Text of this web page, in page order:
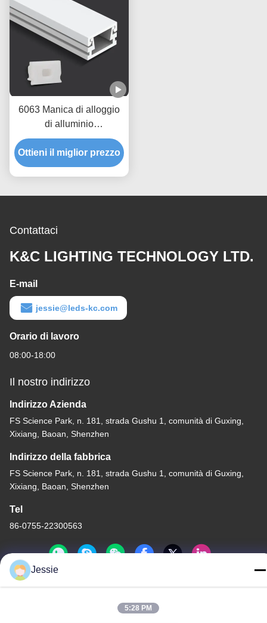
6063 Manica di alloggio
di alluminio
dell'estrusione di profilo
della striscia di T5 LED
Ottieni il miglior prezzo
Contattaci
K&C LIGHTING TECHNOLOGY LTD.
E-mail
jessie@leds-kc.com
Orario di lavoro
08:00-18:00
Il nostro indirizzo
Indirizzo Azienda
FS Science Park, n. 181, strada Gushu 1, comunità di Guxing,
Xixiang, Baoan, Shenzhen
Indirizzo della fabbrica
FS Science Park, n. 181, strada Gushu 1, comunità di Guxing,
Xixiang, Baoan, Shenzhen
Tel
86-0755-22300563
Fornitore. Copyright © -2026 K&C LIGHTING TECHNOLOGY
Jessie
5:28 PM